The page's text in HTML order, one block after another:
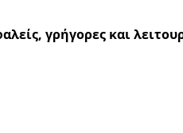
γρήγορες και